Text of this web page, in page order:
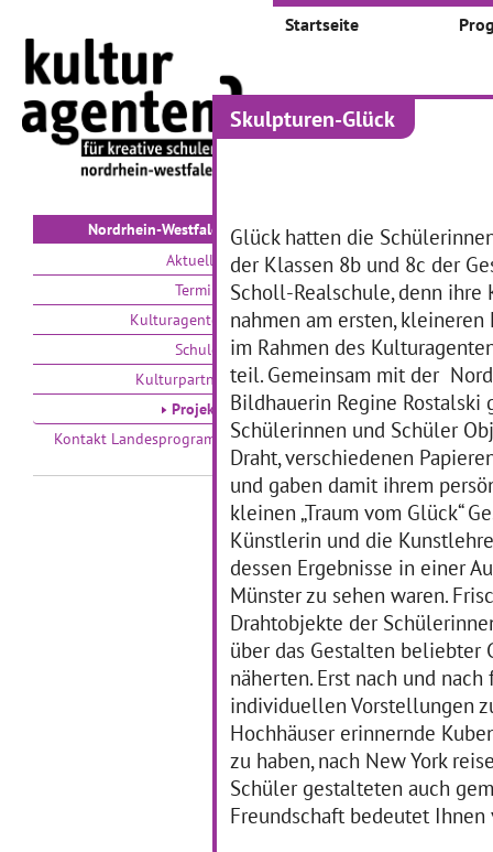
Skulpturen-Glück
Glück hatten die
der Klassen 8b und 8c der
Scholl-Realschule, denn ihre
nahmen am ersten,
im Rahmen des
teil. Gemeinsam mit der
Bildhauerin Regine Rostalski
Schülerinnen und Schüler
Draht, verschiedenen
und gaben damit ihrem
kleinen „Traum vom Glück“
Künstlerin und die
dessen Ergebnisse in einer
Münster zu sehen waren.
Drahtobjekte der
über das Gestalten
näherten. Erst nach und
individuellen Vorstellungen
Hochhäuser erinnernde
zu haben, nach New York
Schüler gestalteten auch
Freundschaft bedeutet
Nordrhein-Westfalen
Aktuelles
Termine
Kulturagenten
Schulen
Kulturpartner
Projekte
Kontakt Landesprogramm
Startseite
Projekte
Schoolart 1
Schoolart 1 Die
Schülerinnen und Schüler
der Europaschule Dortmund
sollten die vielen
verschiedenen
Ausdrucksmöglichkeiten der
Kunstrichtung Streetart
kennenlernen und etwas
über… mehr
…
Ich und Du -